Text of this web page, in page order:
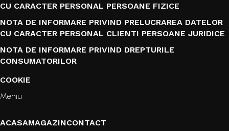
CU CARACTER PERSONAL PERSOANE FIZICE
NOTA DE INFORMARE PRIVIND PRELUCRAREA DATELOR
CU CARACTER PERSONAL CLIENTI PERSOANE JURIDICE
NOTA DE INFORMARE PRIVIND DREPTURILE
CONSUMATORILOR
COOKIE
Meniu
ACASAMAGAZINCONTACT